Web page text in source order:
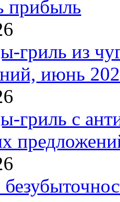
прибыль
гриль из
июнь
гриль с